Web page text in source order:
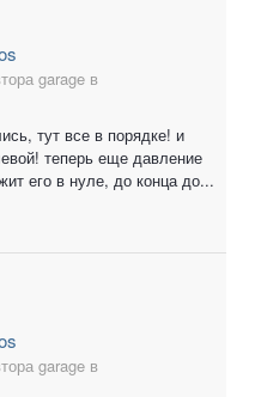
garage в
тут все в порядке! и
теперь еще давление
его в нуле, до конца до...
garage в